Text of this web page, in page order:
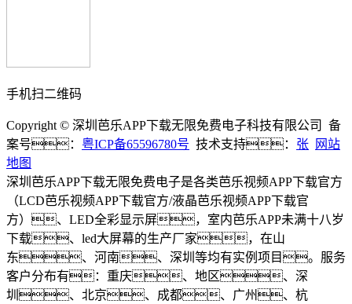
手机扫二维码
Copyright © 深圳芭乐APP下载无限免费电子科技有限公司 备
案号： 粤ICP备65596780号 技术支持： 张
网站
地图
深圳芭乐APP下载无限免费电子是各类芭乐视频APP下载官方
（LCD芭乐视频APP下载官方/液晶芭乐视频APP下载官
方）、LED全彩显示屏，室内芭乐APP未满十八岁
下载、led大屏幕的生产厂家，在山
东、河南、深圳等均有实例项目。服务
客户分布有：重庆、地区、深
圳、北京、成都、广州、杭